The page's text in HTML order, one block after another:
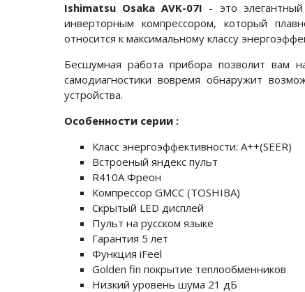
Ishimatsu Osaka AVK-07I - это
инверторным компрессором, который
относится к максимальному классу
Бесшумная работа прибора позволит вам
самодиагностики вовремя обнаружит
устройства.
Особенности серии :
Класс энергоэффективности: А++(SEER)
Встроеный яндекс пульт
R410A Фреон
Компрессор GMCC (TOSHIBA)
Скрытый LED дисплей
Пульт на русском языке
Гарантия 5 лет
Функция iFeel
Golden fin покрытие теплообменников
Низкий уровень шума 21 дБ